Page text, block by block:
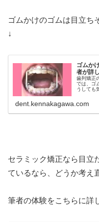
ゴムかけのゴムは目立
↓
ゴムか
者が詳
歯列矯正
では、ゴ
うしても
dent.kennakagawa.com
セラミック矯正なら目立
ているなら、どうか考え
筆者の体験をこちらに詳